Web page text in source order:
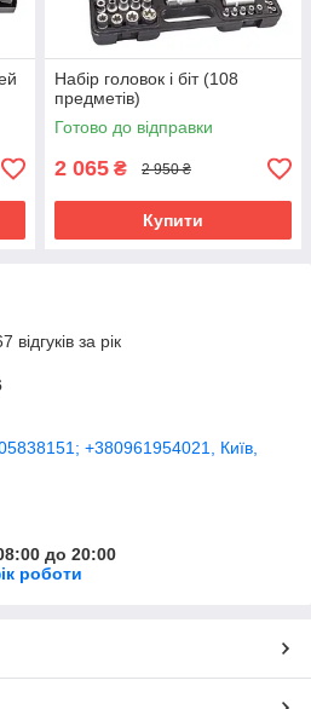
Набір головок і біт (108
предметів)
Готово до відправки
2 065 ₴ 2 950 ₴
Купити
за рік
+380961954021, Київ,
до 20:00
роботи